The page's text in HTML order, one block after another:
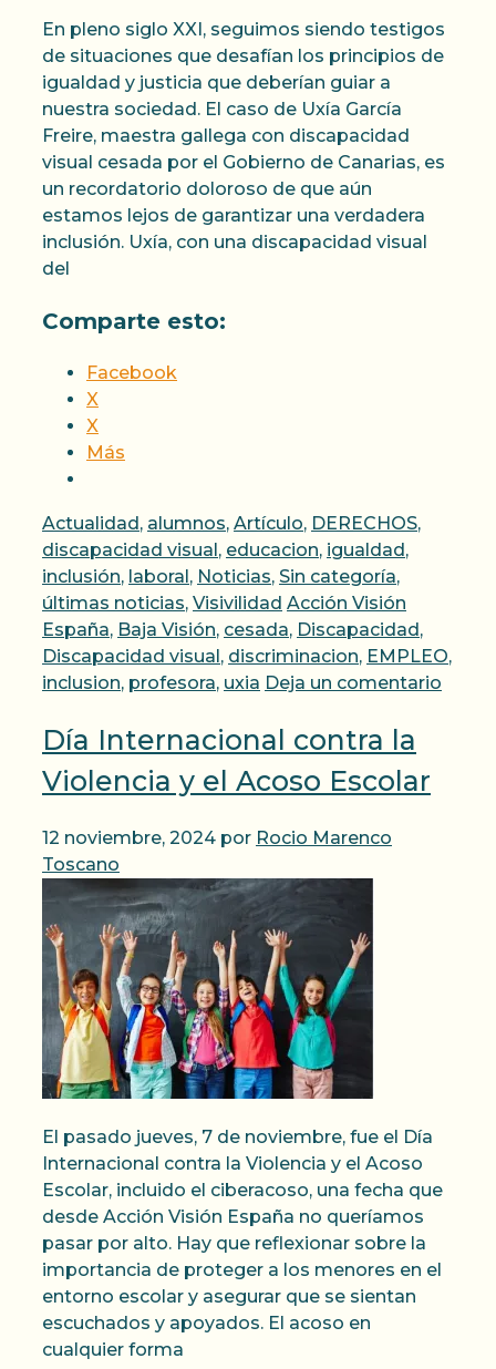
En pleno siglo XXI, seguimos siendo testigos
de situaciones que desafían los principios de
igualdad y justicia que deberían guiar a
nuestra sociedad. El caso de Uxía García
Freire, maestra gallega con discapacidad
visual cesada por el Gobierno de Canarias, es
un recordatorio doloroso de que aún
estamos lejos de garantizar una verdadera
inclusión. Uxía, con una discapacidad visual
del
Comparte esto:
Facebook
X
X
Más
Categorías
Actualidad , alumnos, Artículo, DERECHOS,
discapacidad visual , educacion, igualdad ,
inclusión, laboral , Noticias, Sin categoría,
últimas noticias, Visivilidad Etiquetas
Acción Visión
España, Baja Visión, cesada, Discapacidad ,
Discapacidad visual , discriminacion, EMPLEO,
inclusion, profesora, uxia Deja un comentario
Día Internacional contra la
Violencia y el Acoso Escolar
12 noviembre, 2024 por Rocio Marenco
Toscano
El pasado jueves, 7 de noviembre, fue el Día
Internacional contra la Violencia y el Acoso
Escolar, incluido el ciberacoso, una fecha que
desde Acción Visión España no queríamos
pasar por alto. Hay que reflexionar sobre la
importancia de proteger a los menores en el
entorno escolar y asegurar que se sientan
escuchados y apoyados. El acoso en
cualquier forma